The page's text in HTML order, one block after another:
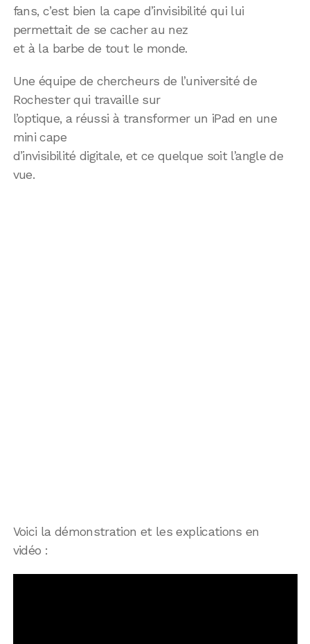
fans, c’est bien la cape d’invisibilité qui lui
permettait de se cacher au nez
et à la barbe de tout le monde.
Une équipe de chercheurs de l’université de
Rochester qui travaille sur
l’optique, a réussi à transformer un iPad en une
mini cape
d’invisibilité digitale, et ce quelque soit l’angle de
vue.
Voici la démonstration et les explications en
vidéo :